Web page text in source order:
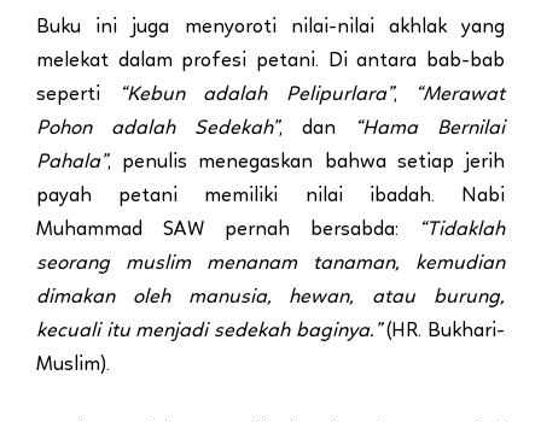
Buku ini juga menyoroti nilai-nilai akhlak yang
melekat dalam profesi petani. Di antara bab-bab
seperti
“Kebun adalah Pelipurlara”,
“Merawat
Pohon adalah Sedekah”, dan
“Hama Bernilai
Pahala”, penulis menegaskan bahwa setiap jerih
payah petani memiliki nilai ibadah. Nabi
Muhammad SAW pernah bersabda:
“Tidaklah
seorang muslim menanam tanaman, kemudian
dimakan oleh manusia, hewan, atau burung,
kecuali itu menjadi sedekah baginya.”(HR. Bukhari-
Muslim).